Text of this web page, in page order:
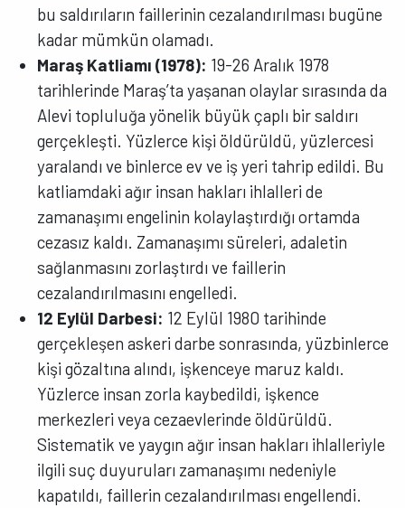
bu saldırıların faillerinin cezalandırılması bugüne
kadar mümkün olamadı.
Maraş Katliamı (1978): 19-26 Aralık 1978
tarihlerinde Maraş’ta yaşanan olaylar sırasında da
Alevi topluluğa yönelik büyük çaplı bir saldırı
gerçekleşti. Yüzlerce kişi öldürüldü, yüzlercesi
yaralandı ve binlerce ev ve iş yeri tahrip edildi. Bu
katliamdaki ağır insan hakları ihlalleri de
zamanaşımı engelinin kolaylaştırdığı ortamda
cezasız kaldı. Zamanaşımı süreleri, adaletin
sağlanmasını zorlaştırdı ve faillerin
cezalandırılmasını engelledi.
12 Eylül Darbesi: 12 Eylül 1980 tarihinde
gerçekleşen askeri darbe sonrasında, yüzbinlerce
kişi gözaltına alındı, işkenceye maruz kaldı.
Yüzlerce insan zorla kaybedildi, işkence
merkezleri veya cezaevlerinde öldürüldü.
Sistematik ve yaygın ağır insan hakları ihlalleriyle
ilgili suç duyuruları zamanaşımı nedeniyle
kapatıldı, faillerin cezalandırılması engellendi.